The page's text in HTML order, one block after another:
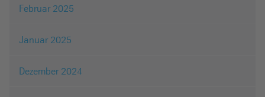
Februar 2025
Januar 2025
Dezember 2024